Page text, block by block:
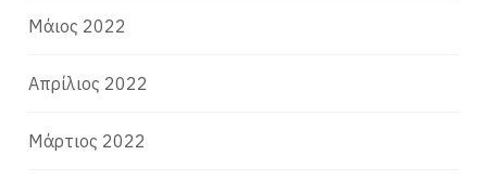
Μάιος 2022
Απρίλιος 2022
Μάρτιος 2022